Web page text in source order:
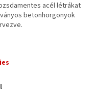
acél létrákat
betonhorgonyok